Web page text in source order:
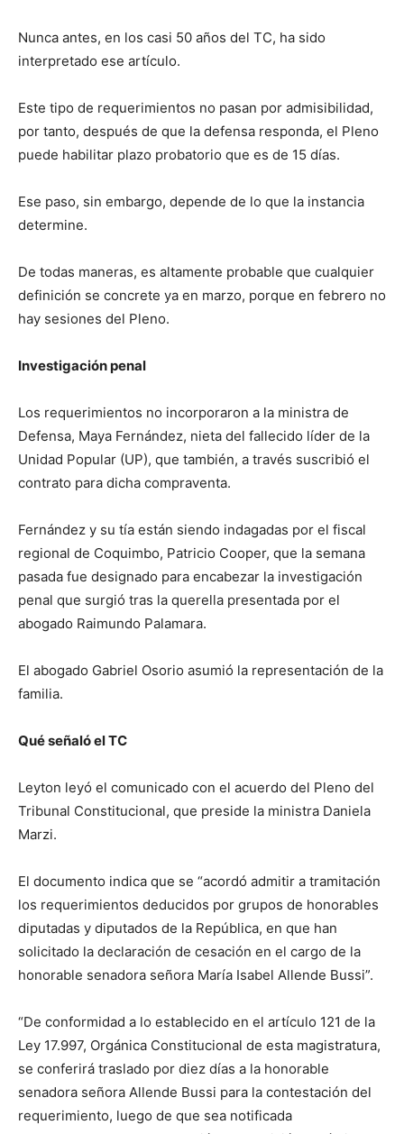
Nunca antes, en los casi 50 años del TC, ha sido
interpretado ese artículo.
Este tipo de requerimientos no pasan por admisibilidad,
por tanto, después de que la defensa responda, el Pleno
puede habilitar plazo probatorio que es de 15 días.
Ese paso, sin embargo, depende de lo que la instancia
determine.
De todas maneras, es altamente probable que cualquier
definición se concrete ya en marzo, porque en febrero no
hay sesiones del Pleno.
Investigación penal
Los requerimientos no incorporaron a la ministra de
Defensa, Maya Fernández, nieta del fallecido líder de la
Unidad Popular (UP), que también, a través suscribió el
contrato para dicha compraventa.
Fernández y su tía están siendo indagadas por el fiscal
regional de Coquimbo, Patricio Cooper, que la semana
pasada fue designado para encabezar la investigación
penal que surgió tras la querella presentada por el
abogado Raimundo Palamara.
El abogado Gabriel Osorio asumió la representación de la
familia.
Qué señaló el TC
Leyton leyó el comunicado con el acuerdo del Pleno del
Tribunal Constitucional, que preside la ministra Daniela
Marzi.
El documento indica que se “acordó admitir a tramitación
los requerimientos deducidos por grupos de honorables
diputadas y diputados de la República, en que han
solicitado la declaración de cesación en el cargo de la
honorable senadora señora María Isabel Allende Bussi”.
“De conformidad a lo establecido en el artículo 121 de la
Ley 17.997, Orgánica Constitucional de esta magistratura,
se conferirá traslado por diez días a la honorable
senadora señora Allende Bussi para la contestación del
requerimiento, luego de que sea notificada